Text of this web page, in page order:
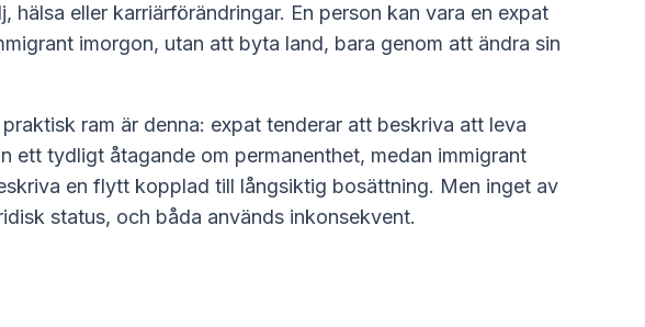
hälsa eller karriärförändringar. En person kan vara en expat
imorgon, utan att byta land, bara genom att ändra sin
praktisk ram är denna: expat tenderar att beskriva att leva
ett tydligt åtagande om permanenthet, medan immigrant
en flytt kopplad till långsiktig bosättning. Men inget av
status, och båda används inkonsekvent.